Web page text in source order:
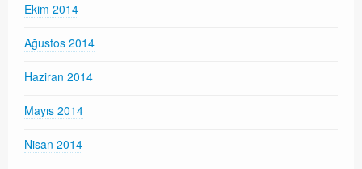
Ekim 2014
Ağustos 2014
Haziran 2014
Mayıs 2014
Nisan 2014